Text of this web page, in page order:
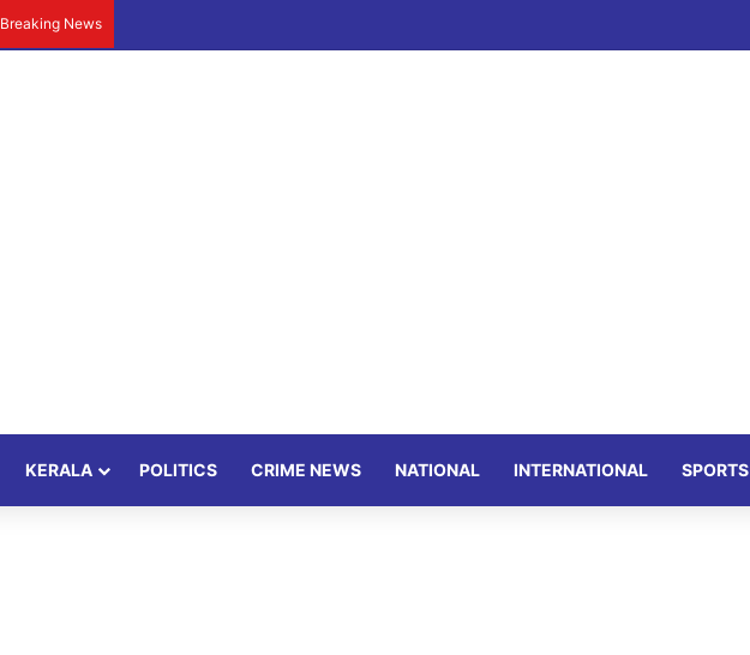
Breaking News
KERALA POLITICS CRIME NEWS NATIONAL INTERNATIONAL SPORTS